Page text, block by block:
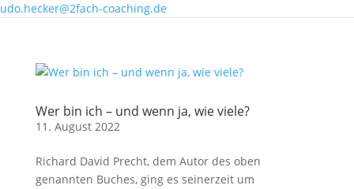
udo.hecker@2fach-coaching.de
Wer bin ich – und wenn ja, wie viele?
11. August 2022
Richard David Precht, dem Autor des oben
genannten Buches, ging es seinerzeit um